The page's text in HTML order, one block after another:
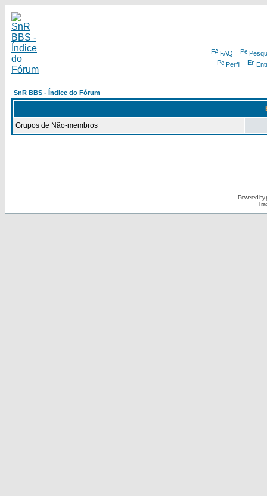
FAQ
Perfil
SnR BBS - Índice do Fórum
Grupos de Não-membros
Powered by